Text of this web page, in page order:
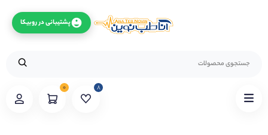
۰ ۸
پشتیبانی در روبیکا